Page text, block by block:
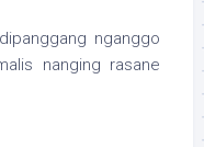
nganggo
nanging rasane